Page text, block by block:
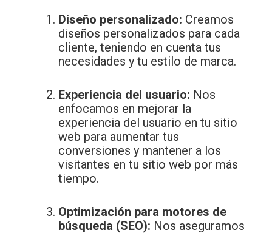
Diseño personalizado: Creamos
diseños personalizados para cada
cliente, teniendo en cuenta tus
necesidades y tu estilo de marca.
Experiencia del usuario: Nos
enfocamos en mejorar la
experiencia del usuario en tu sitio
web para aumentar tus
conversiones y mantener a los
visitantes en tu sitio web por más
tiempo.
Optimización para motores de
búsqueda (SEO): Nos aseguramos